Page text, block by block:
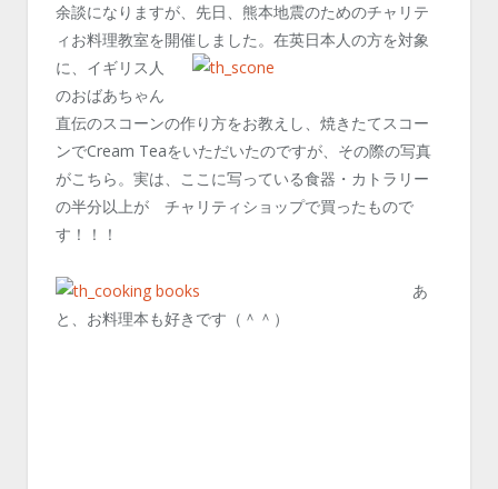
余談になりますが、先日、熊本地震のためのチャリテ
ィお料理教室を開催しました。在英日本人の方を対象
に、イギリス人
のおばあちゃん
直伝のスコーンの作り方をお教えし、焼きたてスコー
ンでCream Teaをいただいたのですが、その際の写真
がこちら。実は、ここに写っている食器・カトラリー
の半分以上が チャリティショップで買ったもので
す！！！
あ
と、お料理本も好きです（＾＾）